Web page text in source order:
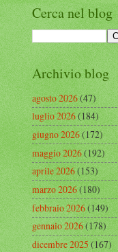
Cerca nel blog
Archivio blog
agosto 2026(47)
luglio 2026(184)
giugno 2026(172)
maggio 2026(192)
aprile 2026(153)
marzo 2026(180)
febbraio 2026(149)
gennaio 2026(178)
dicembre 2025(167)